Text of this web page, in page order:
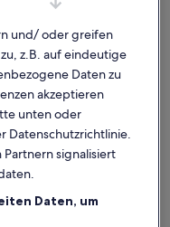
Weitere
Top-
und/ oder greifen
z.B. auf eindeutige
Daten zu
akzeptieren
unten oder
Datenschutzrichtlinie.
signalisiert
Daten, um